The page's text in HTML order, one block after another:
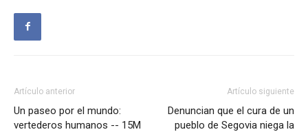
Artículo anterior
Un paseo por el mundo:
vertederos humanos -- 15M
Artículo siguiente
Denuncian que el cura de un
pueblo de Segovia niega la